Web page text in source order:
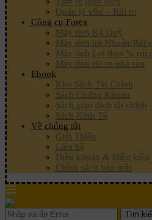
Quản lý vốn – Rủi ro
Công cụ Forex
Máy tính Ký Quỹ
Máy tính lợi Nhuận/Rủi
Máy tính Lot theo % rủi
Máy tính rủi ro phá sản
Ebook
Kho Sách Tài Chính
Sách Chứng Khoán
Sách giao dịch tài chính
Sách Kinh Tế
Về chúng tôi
Giới Thiệu
Liên hệ
Điều khoản & Điều kiện
Chính sách bảo mật
Tìm